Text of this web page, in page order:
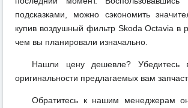
подсказками, можно сэкономить
купив воздушный фильтр Skoda Octavia в
чем вы планировали изначально.
Нашли цену дешевле? Убедитесь
оригинальности предлагаемых вам
Обратитесь к нашим менеджерам